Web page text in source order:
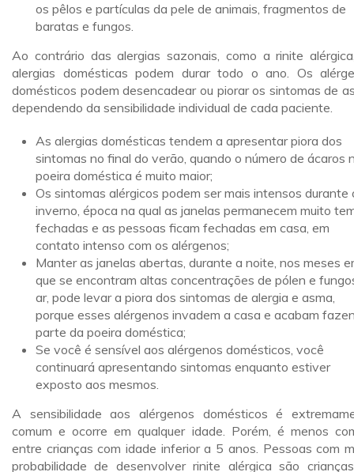
os pêlos e partículas da pele de animais, fragmentos de
baratas e fungos.
Ao contrário das alergias sazonais, como a rinite
alergias domésticas podem durar todo o ano. Os
domésticos podem desencadear ou piorar os sintomas de
dependendo da sensibilidade individual de cada paciente.
As alergias domésticas tendem a apresentar piora dos
sintomas no final do verão, quando o número de ácaros
poeira doméstica é muito maior;
Os sintomas alérgicos podem ser mais intensos durante
inverno, época na qual as janelas permanecem muito
fechadas e as pessoas ficam fechadas em casa, em
contato intenso com os alérgenos;
Manter as janelas abertas, durante a noite, nos meses
que se encontram altas concentrações de pólen e
ar, pode levar a piora dos sintomas de alergia e asma,
porque esses alérgenos invadem a casa e acabam
parte da poeira doméstica;
Se você é sensível aos alérgenos domésticos, você
continuará apresentando sintomas enquanto estiver
exposto aos mesmos.
A sensibilidade aos alérgenos domésticos é
comum e ocorre em qualquer idade. Porém, é menos
entre crianças com idade inferior a 5 anos. Pessoas com
probabilidade de desenvolver rinite alérgica são